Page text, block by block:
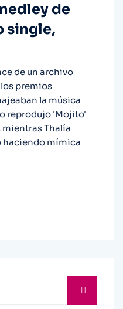
de
single,
de un archivo
los premios
la música
reprodujo 'Mojito'
mientras Thalía
haciendo mímica